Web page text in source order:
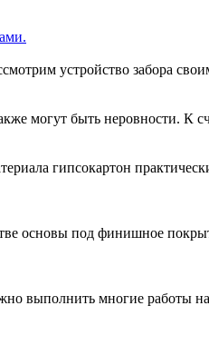
устройство забора
могут быть неровности. К
гипсокартон
основы под финишное
выполнить многие работы